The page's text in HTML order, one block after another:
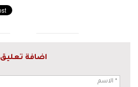
اضافة تعليق